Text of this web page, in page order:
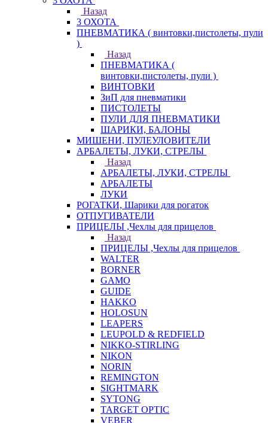
Назад
3 ОХОТА
ПНЕВМАТИКА ( винтовки,пистолеты, пули
)
Назад
ПНЕВМАТИКА (
винтовки,пистолеты, пули )
ВИНТОВКИ
ЗиП для пневматики
ПИСТОЛЕТЫ
ПУЛИ ДЛЯ ПНЕВМАТИКИ
ШАРИКИ, БАЛОНЫ
МИШЕНИ, ПУЛЕУЛОВИТЕЛИ
АРБАЛЕТЫ, ЛУКИ, СТРЕЛЫ
Назад
АРБАЛЕТЫ, ЛУКИ, СТРЕЛЫ
АРБАЛЕТЫ
ЛУКИ
РОГАТКИ, Шарики для рогаток
ОТПУГИВАТЕЛИ
ПРИЦЕЛЫ ,Чехлы для прицелов
Назад
ПРИЦЕЛЫ ,Чехлы для прицелов
WALTER
BORNER
GAMO
GUIDE
HAKKO
HOLOSUN
LEAPERS
LEUPOLD & REDFIELD
NIKKO-STIRLING
NIKON
NORIN
REMINGTON
SIGHTMARK
SYTONG
TARGET OPTIC
VEBER